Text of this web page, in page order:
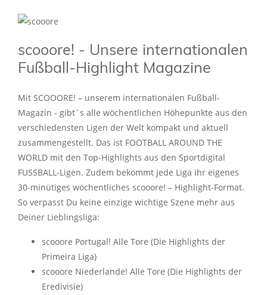
scooore! - Unsere internationalen
Fußball-Highlight Magazine
Mit SCOOORE! – unserem internationalen Fußball-
Magazin - gibt´s alle wöchentlichen Höhepunkte aus den
verschiedensten Ligen der Welt kompakt und aktuell
zusammengestellt. Das ist FOOTBALL AROUND THE
WORLD mit den Top-Highlights aus den Sportdigital
FUSSBALL-Ligen. Zudem bekommt jede Liga ihr eigenes
30-minütiges wöchentliches scooore! – Highlight-Format.
So verpasst Du keine einzige wichtige Szene mehr aus
Deiner Lieblingsliga:
scooore Portugal! Alle Tore (Die Highlights der
Primeira Liga)
scooore Niederlande! Alle Tore (Die Highlights der
Eredivisie)